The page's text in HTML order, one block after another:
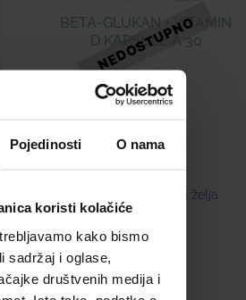
Pojedinosti O nama
koristi kolačiće
kako bismo
sadržaj i oglase,
društvenih medija i
BETA-GLUKAN + VITAMIN
D KAPSULE Á 30
Dodaj u listu želja